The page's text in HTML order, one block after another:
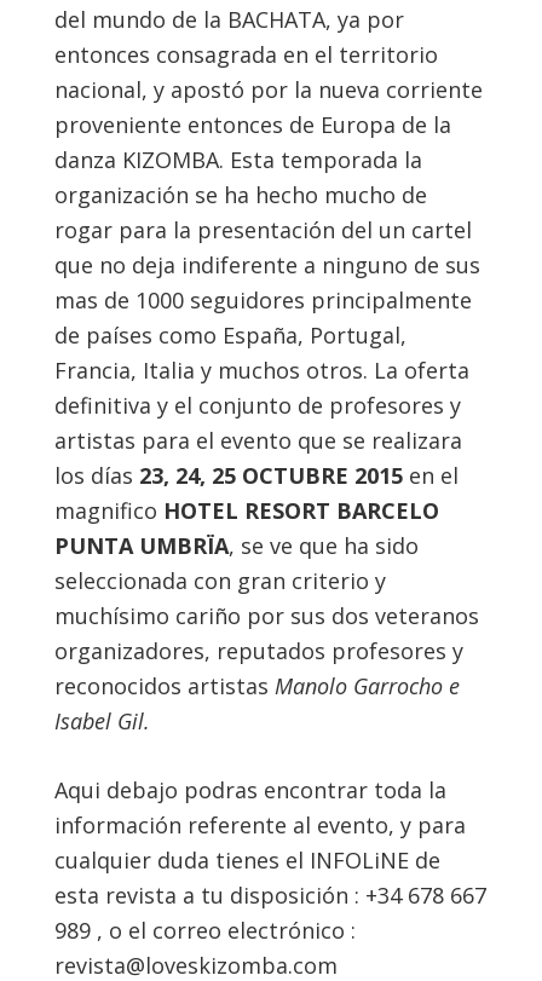
del mundo de la BACHATA, ya por
entonces consagrada en el territorio
nacional, y apostó por la nueva corriente
proveniente entonces de Europa de la
danza KIZOMBA. Esta temporada la
organización se ha hecho mucho de
rogar para la presentación del un cartel
que no deja indiferente a ninguno de sus
mas de 1000 seguidores principalmente
de países como España, Portugal,
Francia, Italia y muchos otros. La oferta
definitiva y el conjunto de profesores y
artistas para el evento que se realizara
los días 23, 24, 25 OCTUBRE 2015en el
magnifico HOTEL RESORT BARCELO
PUNTA UMBRÏA, se ve que ha sido
seleccionada con gran criterio y
muchísimo cariño por sus dos veteranos
organizadores, reputados profesores y
reconocidos artistas Manolo Garrocho e
Isabel Gil.
Aqui debajo podras encontrar toda la
información referente al evento, y para
cualquier duda tienes el INFOLiNE de
esta revista a tu disposición : +34 678 667
989 , o el correo electrónico :
revista@loveskizomba.com